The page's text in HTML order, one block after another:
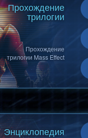
Прохождение
трилогии
Прохождение
трилогии Mass Effect
Энциклопедия